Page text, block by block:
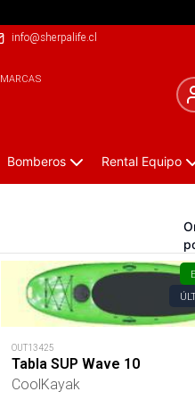
info@sherpalife.cl
MARCAS
Bomberos Rental Equipo
OUT13425
Tabla SUP Wave 10
CoolKayak